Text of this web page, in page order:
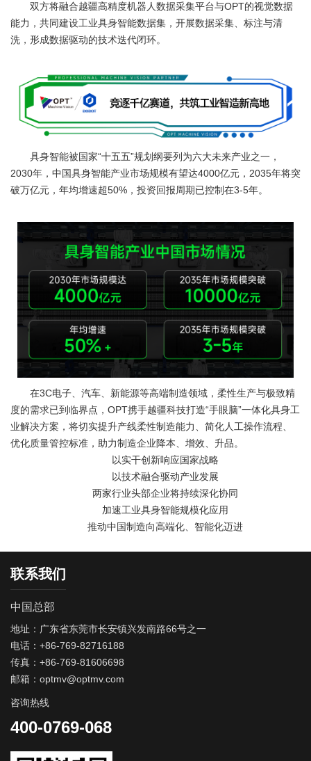
双方将融合越疆高精度机器人数据采集平台与OPT的视觉数据
能力，共同建设工业具身智能数据集，开展数据采集、标注与清
洗，形成数据驱动的技术迭代闭环。
具身智能被国家“十五五”规划纲要列为六大未来产业之一，
2030年，中国具身智能产业市场规模有望达4000亿元，2035年将突
破万亿元，年均增速超50%，投资回报周期已控制在3-5年。
在3C电子、汽车、新能源等高端制造领域，柔性生产与极致精
度的需求已到临界点，OPT携手越疆科技打造“手眼脑”一体化具身工
业解决方案，将切实提升产线柔性制造能力、简化人工操作流程、
优化质量管控标准，助力制造企业降本、增效、升品。
以实干创新响应国家战略
以技术融合驱动产业发展
两家行业头部企业将持续深化协同
加速工业具身智能规模化应用
推动中国制造向高端化、智能化迈进
联系我们
中国总部
地址：广东省东莞市长安镇兴发南路66号之一
电话：+86-769-82716188
传真：+86-769-81606698
邮箱：optmv@optmv.com
咨询热线
400-0769-068